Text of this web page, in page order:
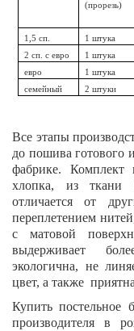
(прорезь)
1,5 сп. 1 штука
2 сп. с евро
1 штука
евро
1 штука
семейный
2 штуки
Все этапы
до пошива готового
фабрике. Комплект
хлопка, из ткани
отличается от
переплетением
с матовой
выдерживает
экологична, не
цвет, а также
Купить постельное
производителя в